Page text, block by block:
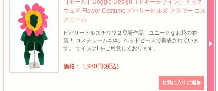
【セール】Doggie Design（ドギーデザイン）ドッグ
ウェア Flower Costume ビバリーヒルズ フラワー コス
チューム
ビバリーヒルズチワワ２登場作品！ユニークなお花の衣
装！ コスチューム本体、ヘッドピースで構成されていま
す。 サイズはLをご用意しております。
価格： 1,980円(税込)